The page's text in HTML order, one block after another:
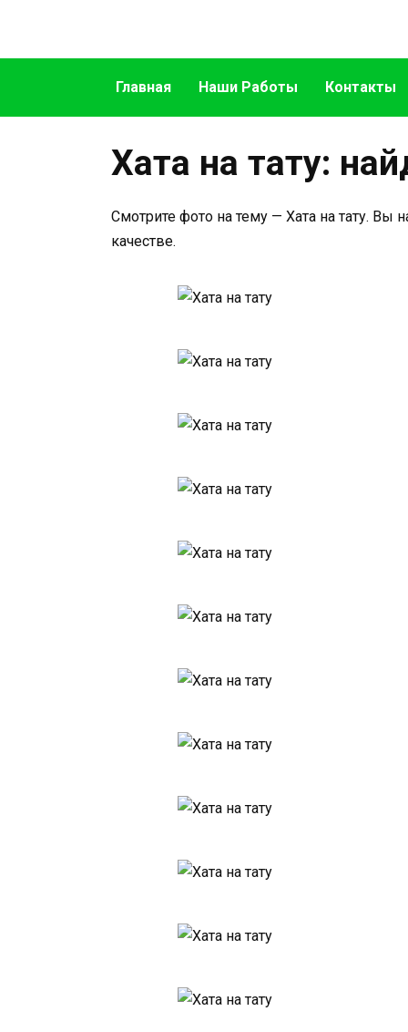
Главная
Наши Работы Контакты
Хата на тату:
Смотрите фото на тему — Хата на тату.
качестве.